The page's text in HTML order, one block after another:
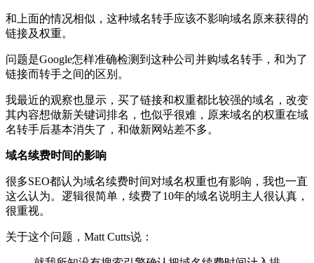
和上面的情况相似，这种域名转手应该不影响域名原来获得的
链接及权重。
问题是Google怎样准确检测到这种公司并购域名转手，和为了
链接而转手之间的区别。
我最近的观察也显示，买了链接和权重都比较强的域名，改变
其内容想做新关键词排名，也似乎很难，原来域名的权重在域
名转手后基本消失了，和做新网站差不多。
域名续费时间的影响
很多SEO都认为域名续费时间对域名权重也有影响，我也一直
这么认为。逻辑很简单，续费了10年的域名说明主人很认真，
很重视。
关于这个问题，Matt Cutts说：